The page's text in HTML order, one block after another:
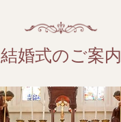
結婚式のご案内